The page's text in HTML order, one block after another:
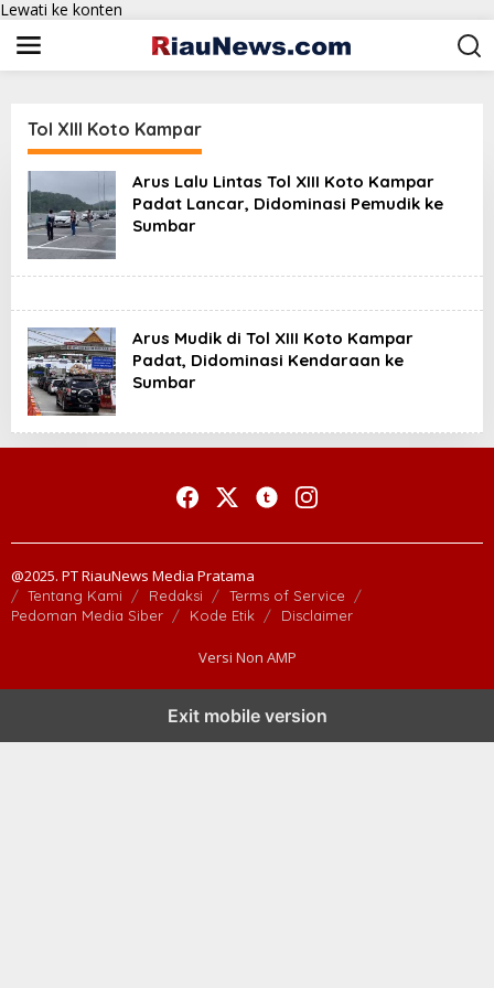
Lewati ke konten
Tol XIII Koto Kampar
Arus Lalu Lintas Tol XIII Koto Kampar
Padat Lancar, Didominasi Pemudik ke
Sumbar
Arus Mudik di Tol XIII Koto Kampar
Padat, Didominasi Kendaraan ke
Sumbar
@2025. PT RiauNews Media Pratama
Tentang Kami Redaksi
Terms of Service
Pedoman Media Siber
Kode Etik Disclaimer
Versi Non AMP
Exit mobile version